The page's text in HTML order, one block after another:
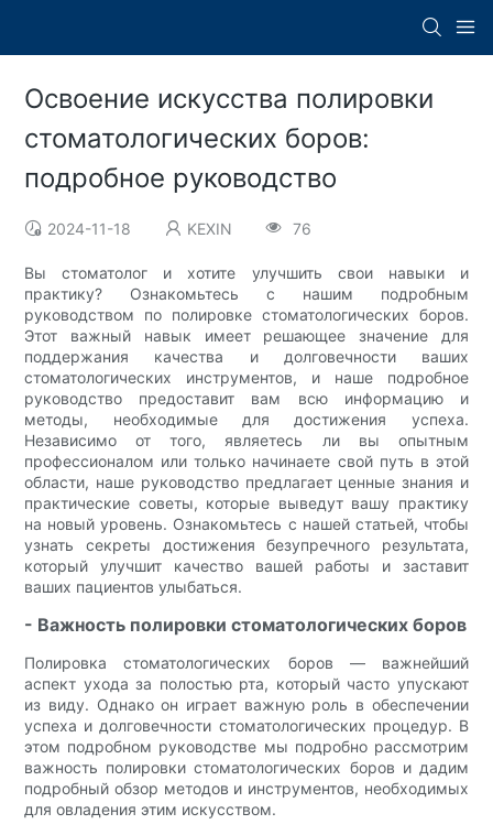
Освоение искусства полировки
стоматологических боров:
подробное руководство
2024-11-18 KEXIN 76
Вы стоматолог и хотите улучшить свои навыки и
практику? Ознакомьтесь с нашим подробным
руководством по полировке стоматологических боров.
Этот важный навык имеет решающее значение для
поддержания качества и долговечности ваших
стоматологических инструментов, и наше подробное
руководство предоставит вам всю информацию и
методы, необходимые для достижения успеха.
Независимо от того, являетесь ли вы опытным
профессионалом или только начинаете свой путь в этой
области, наше руководство предлагает ценные знания и
практические советы, которые выведут вашу практику
на новый уровень. Ознакомьтесь с нашей статьей, чтобы
узнать секреты достижения безупречного результата,
который улучшит качество вашей работы и заставит
ваших пациентов улыбаться.
- Важность полировки стоматологических боров
Полировка стоматологических боров — важнейший
аспект ухода за полостью рта, который часто упускают
из виду. Однако он играет важную роль в обеспечении
успеха и долговечности стоматологических процедур. В
этом подробном руководстве мы подробно рассмотрим
важность полировки стоматологических боров и дадим
подробный обзор методов и инструментов, необходимых
для овладения этим искусством.